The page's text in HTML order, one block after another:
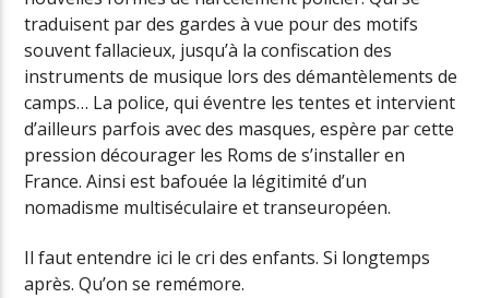
traduisent par des gardes à vue pour des motifs
souvent fallacieux, jusqu’à la confiscation des
instruments de musique lors des démantèlements de
camps… La police, qui éventre les tentes et intervient
d’ailleurs parfois avec des masques, espère par cette
pression décourager les Roms de s’installer en
France. Ainsi est bafouée la légitimité d’un
nomadisme multiséculaire et transeuropéen.
Il faut entendre ici le cri des enfants. Si longtemps
après. Qu’on se remémore.